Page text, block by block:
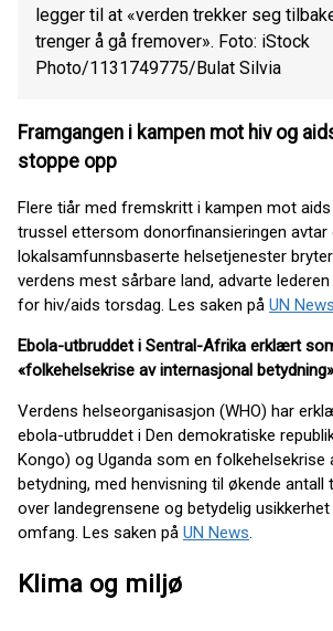
legger til at «verden trekker seg
trenger å gå fremover». Foto: iStock
Photo/1131749775/Bulat Silvia
Framgangen i kampen mot hiv og
stoppe opp
Flere tiår med fremskritt i kampen mot
trussel ettersom donorfinansieringen avtar
lokalsamfunnsbaserte helsetjenester
verdens mest sårbare land, advarte
for hiv/aids torsdag. Les saken på UN News
Ebola-utbruddet i Sentral-Afrika erklært
«folkehelsekrise av internasjonal betydning»
Verdens helseorganisasjon (WHO) har
ebola-utbruddet i Den demokratiske
Kongo) og Uganda som en folkehelsekrise
betydning, med henvisning til økende antall
over landegrensene og betydelig
omfang. Les saken på UN News.
Klima og miljø